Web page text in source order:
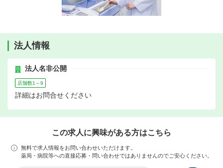
法人情報
法人名非公開
店舗数1～9
詳細はお問合せください
この求人に興味がある方はこちら
無料で求人情報をお問い合わせいただけます。
薬局・病院等への直接応募・問い合わせではありませんのでご安心ください。